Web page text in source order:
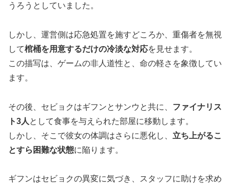
うろうとしていました。
しかし、運営側は応急処置を施すどころか、重傷者を無視
して棺桶を用意するだけの冷淡な対応を見せます。
この描写は、ゲームの非人道性と、命の軽さを象徴してい
ます。
その後、セビョクはギフンとサンウと共に、 ファイナリス
ト3人 として食事を与えられた部屋に移動します。
しかし、そこで彼女の体調はさらに悪化し、 立ち上がるこ
とすら困難な状態に陥ります。
ギフンはセビョクの異変に気づき、スタッフに助けを求め